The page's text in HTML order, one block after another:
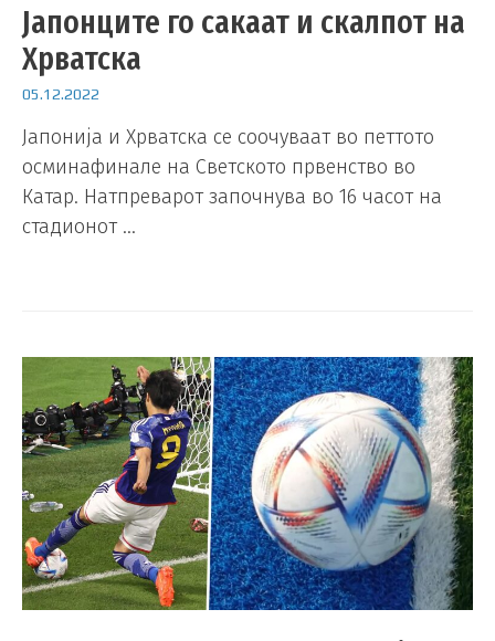
Јапонците го сакаат и скалпот на
Хрватска
05.12.2022
Јапонија и Хрватска се соочуваат во петтото
осминафинале на Светското првенство во
Катар. Натпреварот започнува во 16 часот на
стадионот …